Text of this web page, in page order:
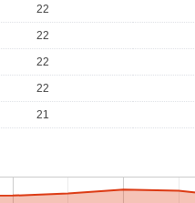
22
22
22
22
21